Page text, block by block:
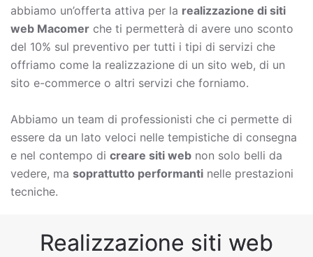
abbiamo un’offerta attiva per la realizzazione di siti
web Macomer che ti permetterà di avere uno sconto
del 10% sul preventivo per tutti i tipi di servizi che
offriamo come la realizzazione di un sito web, di un
sito e-commerce o altri servizi che forniamo.
Abbiamo un team di professionisti che ci permette di
essere da un lato veloci nelle tempistiche di consegna
e nel contempo di creare siti web non solo belli da
vedere, ma soprattutto performanti nelle prestazioni
tecniche.
Realizzazione siti web